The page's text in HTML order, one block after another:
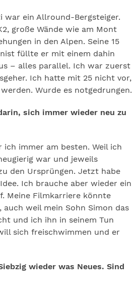
war ein Allround-Bergsteiger.
große Wände wie am Mont
in den Alpen. Seine 15
füllte er mit einem dahin
– alles parallel. Ich war zuerst
Ich hatte mit 25 nicht vor,
Wurde es notgedrungen.
sich immer wieder neu zu
ich immer am besten. Weil ich
war und jeweils
den Ursprüngen. Jetzt habe
Ich brauche aber wieder ein
Meine Filmkarriere könnte
weil mein Sohn Simon das
und ich ihn in seinem Tun
sich freischwimmen und er
wieder was Neues. Sind